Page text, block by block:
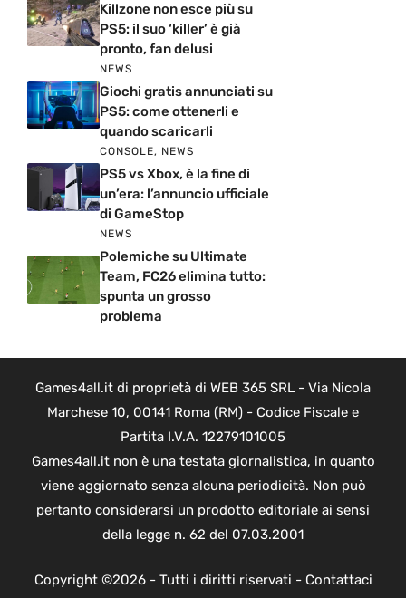
Killzone non esce più su
PS5: il suo ‘killer’ è già
pronto, fan delusi
NEWS
Giochi gratis annunciati su
PS5: come ottenerli e
quando scaricarli
CONSOLE, NEWS
PS5 vs Xbox, è la fine di
un’era: l’annuncio ufficiale
di GameStop
NEWS
Polemiche su Ultimate
Team, FC26 elimina tutto:
spunta un grosso
problema
Games4all.it di proprietà di WEB 365 SRL - Via Nicola
Marchese 10, 00141 Roma (RM) - Codice Fiscale e
Partita I.V.A. 12279101005
Games4all.it non è una testata giornalistica, in quanto
viene aggiornato senza alcuna periodicità. Non può
pertanto considerarsi un prodotto editoriale ai sensi
della legge n. 62 del 07.03.2001
Copyright ©2026 - Tutti i diritti riservati - Contattaci